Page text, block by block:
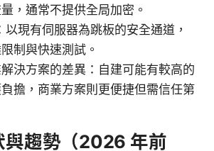
，通常不提供全局加密。
以現有伺服器為跳板的安全通道，
制與快速測試。
決方案的差異：自建可能有較高的
擔，商業方案則更便捷但需信任第
與趨勢（2026 年前